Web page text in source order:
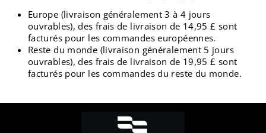
Europe (livraison généralement 3 à 4 jours
ouvrables), des frais de livraison de 14,95 £ sont
facturés pour les commandes européennes.
Reste du monde (livraison généralement 5 jours
ouvrables), des frais de livraison de 19,95 £ sont
facturés pour les commandes du reste du monde.